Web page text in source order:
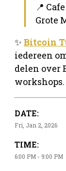
📍
Grote
✨ Bitcoin
iedereen
delen over
DATE:
Fri, Jan 2, 2026
TIME:
6:00 PM - 9:00 PM